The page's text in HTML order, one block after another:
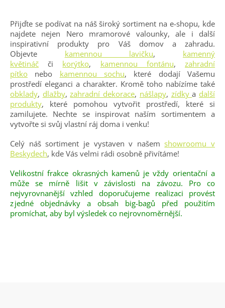
Přijďte se podívat na náš široký sortiment na e-shopu, kde
najdete nejen Nero mramorové valounky, ale i další
inspirativní produkty pro Váš domov a zahradu.
Objevte kamennou lavičku,
kamenný
květináč
či korýtko, kamennou fontánu,
zahradní
pítko
nebo kamennou sochu, které dodají Vašemu
prostředí eleganci a charakter. Kromě toho nabízíme také
obklady, dlažby,zahradní dekorace, nášlapy, zídkya další
produkty, které pomohou vytvořit prostředí, které si
zamilujete. Nechte se inspirovat naším sortimentem a
vytvořte si svůj vlastní ráj doma i venku!
Celý náš sortiment je vystaven v našem showroomu v
Beskydech, kde Vás velmi rádi osobně přivítáme!
Velikostní frakce okrasných kamenů je vždy orientační a
může se mírně lišit v závislosti na závozu. Pro co
nejvyrovnanější vzhled doporučujeme realizaci provést
z jedné objednávky a obsah big-bagů před použitím
promíchat, aby byl výsledek co nejrovnoměrnější.